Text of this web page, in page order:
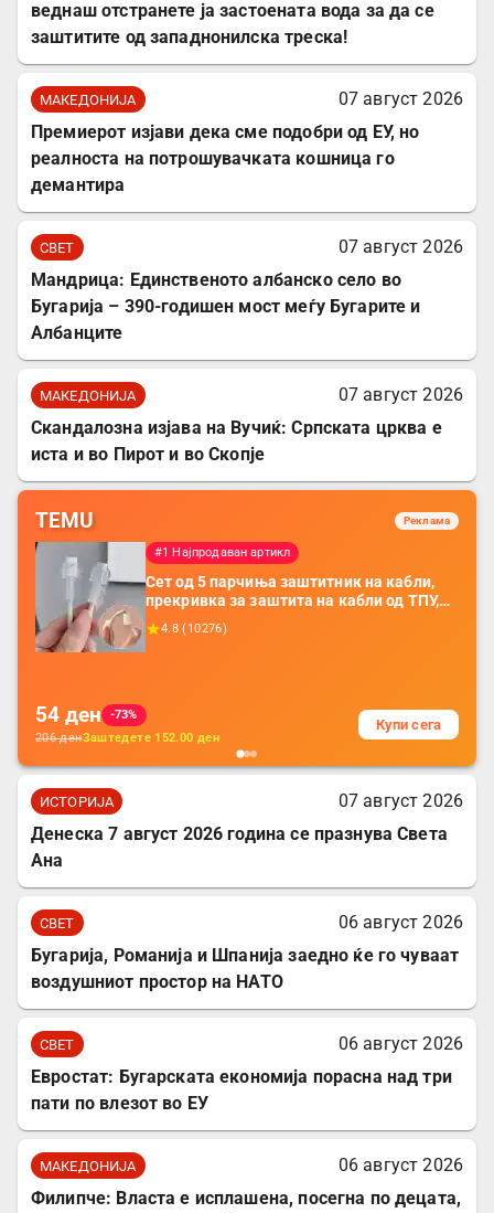
веднаш отстранете ја застоената вода за да се
заштитите од западнонилска треска!
МАКЕДОНИЈА
07 август 2026
Премиерот изјави дека сме подобри од ЕУ, но
реалноста на потрошувачката кошница го
демантира
СВЕТ
07 август 2026
Мандрица: Единственото албанско село во
Бугарија – 390-годишен мост меѓу Бугарите и
Албанците
МАКЕДОНИЈА
07 август 2026
Скандалозна изјава на Вучиќ: Српската црква е
иста и во Пирот и во Скопје
TEMU Реклама
#1 Најпродаван артикл
Сет од 5 парчиња заштитник на кабли,
прекривка за заштита на кабли од ТПУ,
додатоци за заштита на кабли, без
батерија, за мобилни телефони, комплет
4.8 ( 10276)
54 ден
-73%
206денЗаштедете 152.00 ден
Купи сега
ИСТОРИЈА
07 август 2026
Денеска 7 август 2026 година се празнува Света
Ана
СВЕТ
06 август 2026
Бугарија, Романија и Шпанија заедно ќе го чуваат
воздушниот простор на НАТО
СВЕТ
06 август 2026
Евростат: Бугарската економија порасна над три
пати по влезот во ЕУ
МАКЕДОНИЈА
06 август 2026
Филипче: Власта е исплашена, посегна по децата,